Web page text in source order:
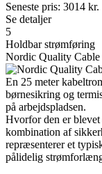
Seneste pris: 3014 kr.
Se detaljer
5
Holdbar strømføring
Nordic Quality
En 25 meter
børnesikring og
på arbejdspladsen.
Hvorfor den er
kombination af
repræsenterer et
pålidelig